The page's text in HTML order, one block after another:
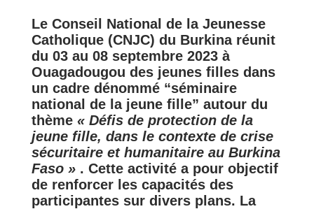
Le Conseil National de la Jeunesse
Catholique (CNJC) du Burkina réunit
du 03 au 08 septembre 2023 à
Ouagadougou des jeunes filles dans
un cadre dénommé “séminaire
national de la jeune fille” autour du
thème « Défis de protection de la
jeune fille, dans le contexte de crise
sécuritaire et humanitaire au Burkina
Faso ». Cette activité a pour objectif
de renforcer les capacités des
participantes sur divers plans. La